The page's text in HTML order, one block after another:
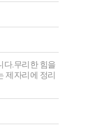
다.무리한 힘을
제자리에 정리